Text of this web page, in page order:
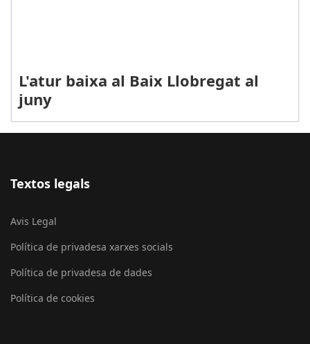
L'atur baixa al Baix Llobregat al
juny
Textos legals
Avis Legal
Política de privadesa xarxes socials
Política de privadesa de dades
Política de cookies